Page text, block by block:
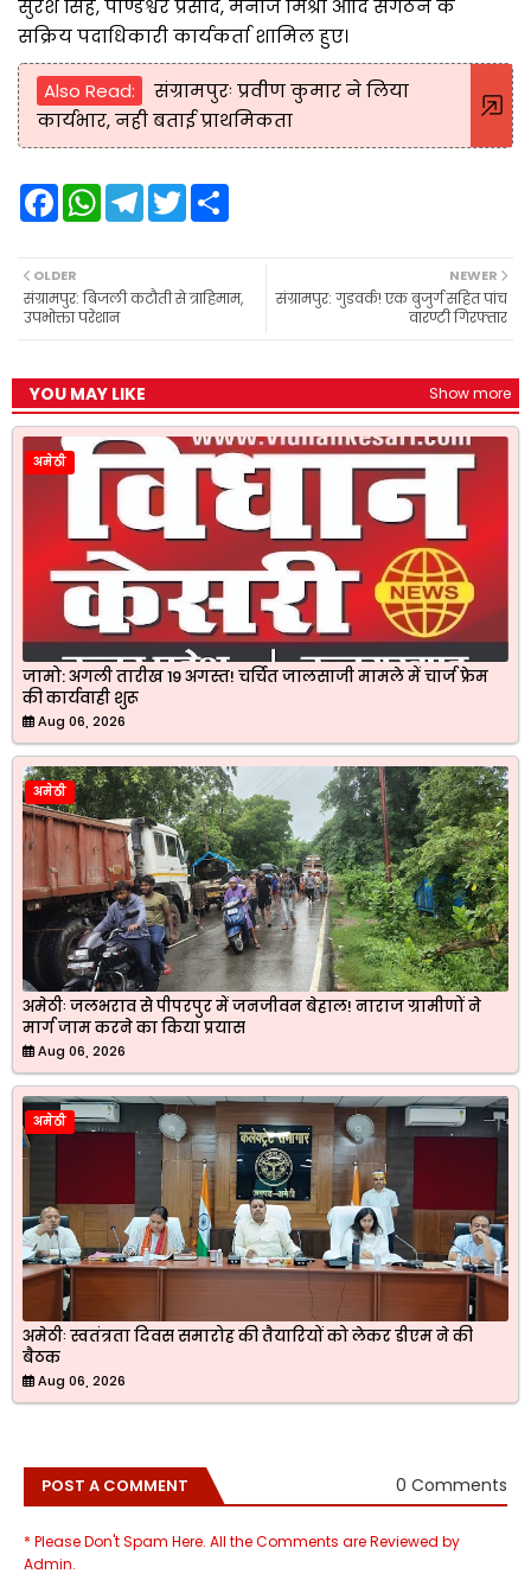
सुरेश सिंह, पाण्डेश्वर प्रसाद, मनोज मिश्रा आदि संगठन के
सक्रिय पदाधिकारी कार्यकर्ता शामिल हुए।
Also Read:
संग्रामपुरः प्रवीण कुमार ने लिया
कार्यभार, नही बताई प्राथमिकता
F
a
b
o
o
k
W
A
p
p
T
e
r
a
T
w
e
r
NEWER
संग्रामपुर: गुडवर्क! एक बुजुर्ग सहित पांच
वारण्टी गिरफ्तार
OLDER
संग्रामपुर: बिजली कटौती से त्राहिमाम,
उपभोक्ता परेशान
YOU MAY LIKE Show more
अमेठी
जामो: अगली तारीख 19 अगस्त! चर्चित जालसाजी मामले में चार्ज फ्रेम
की कार्यवाही शुरू
Aug 06, 2026
अमेठी
अमेठीः जलभराव से पीपरपुर में जनजीवन बेहाल! नाराज ग्रामीणों ने
मार्ग जाम करने का किया प्रयास
Aug 06, 2026
अमेठी
अमेठीः स्वतंत्रता दिवस समारोह की तैयारियों को लेकर डीएम ने की
बैठक
Aug 06, 2026
POST A COMMENT 0 Comments
* Please Don't Spam Here. All the Comments are Reviewed by
Admin.